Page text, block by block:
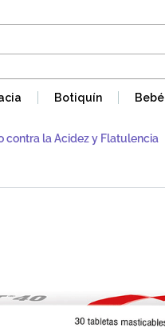
Botiquín Bebé
contra la Acidez y Flatulencia